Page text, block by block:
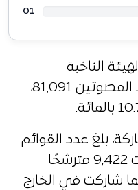
01
الناخبة
بـ854,285 ناخبًا، بينما بلغ عدد المصوتين 81,091،
بلغ عدد القوائم
داخل الوطن 739 قائمة، ضمت 9,422 مترشحًا
مقعدًا، فيما شاركت في الخارج